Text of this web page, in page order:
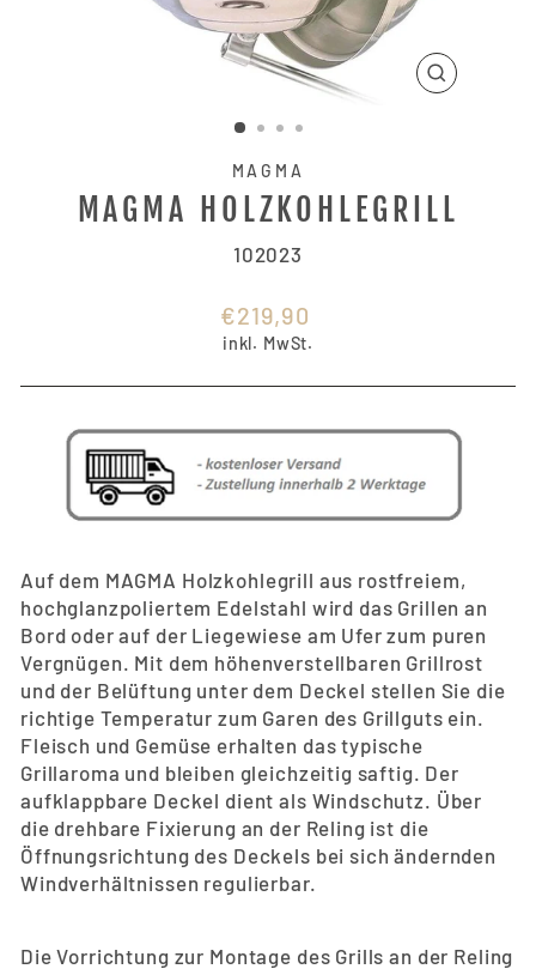
MAGMA
MAGMA HOLZKOHLEGRILL
102023
Normaler
Preis
€219,90
inkl. MwSt.
Auf dem MAGMA Holzkohlegrill aus rostfreiem,
hochglanzpoliertem Edelstahl wird das Grillen an
Bord oder auf der Liegewiese am Ufer zum puren
Vergnügen. Mit dem höhenverstellbaren Grillrost
und der Belüftung unter dem Deckel stellen Sie die
richtige Temperatur zum Garen des Grillguts ein.
Fleisch und Gemüse erhalten das typische
Grillaroma und bleiben gleichzeitig saftig. Der
aufklappbare Deckel dient als Windschutz. Über
die drehbare Fixierung an der Reling ist die
Öffnungsrichtung des Deckels bei sich ändernden
Windverhältnissen regulierbar.
Die Vorrichtung zur Montage des Grills an der Reling